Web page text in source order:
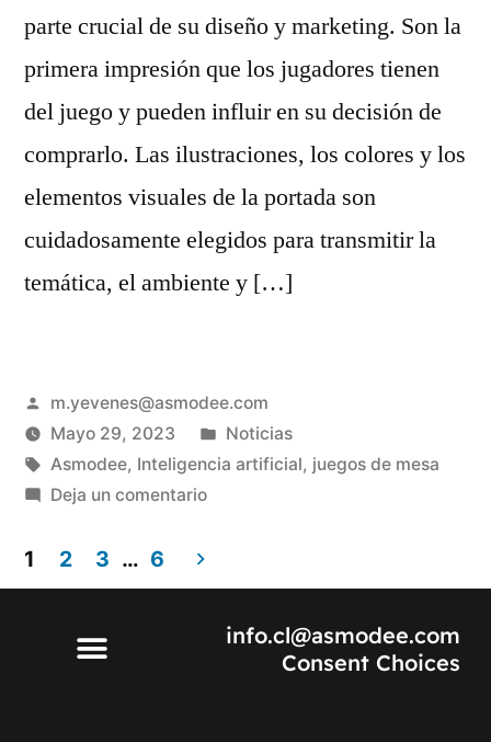
parte crucial de su diseño y marketing. Son la
primera impresión que los jugadores tienen
del juego y pueden influir en su decisión de
comprarlo. Las ilustraciones, los colores y los
elementos visuales de la portada son
cuidadosamente elegidos para transmitir la
temática, el ambiente y […]
m.yevenes@asmodee.com
Mayo 29, 2023
Noticias
Asmodee, Inteligencia artificial, juegos de mesa
Deja un comentario
1 2 3 … 6
info.cl@asmodee.com
Consent Choices